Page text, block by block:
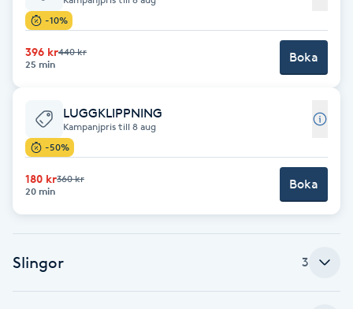
Celluliter
Coachning
Color correction
Cryoterapi
D
Dermapen
-10%
396 kr440 kr
25 min
Boka
LUGGKLIPPNING
Kampanjpris till 8 aug
-50%
180 kr360 kr
20 min
Boka
Slingor 3